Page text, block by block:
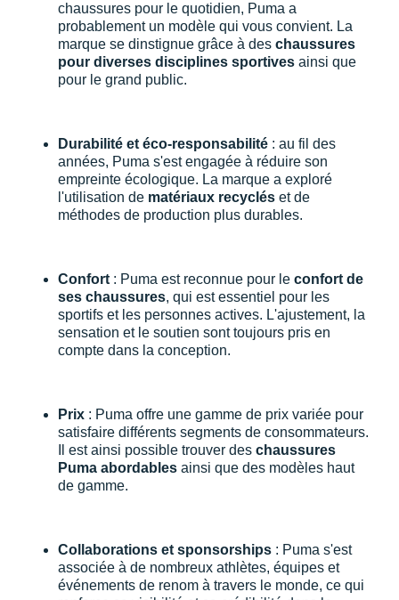
chaussures pour le quotidien, Puma a
probablement un modèle qui vous convient. La
marque se dinstignue grâce à des chaussures
pour diverses disciplines sportives ainsi que
pour le grand public.
Durabilité et éco-responsabilité : au fil des
années, Puma s'est engagée à réduire son
empreinte écologique. La marque a exploré
l'utilisation de matériaux recyclés et de
méthodes de production plus durables.
Confort : Puma est reconnue pour le confort de
ses chaussures, qui est essentiel pour les
sportifs et les personnes actives. L'ajustement, la
sensation et le soutien sont toujours pris en
compte dans la conception.
Prix : Puma offre une gamme de prix variée pour
satisfaire différents segments de consommateurs.
Il est ainsi possible trouver des chaussures
Puma abordables ainsi que des modèles haut
de gamme.
Collaborations et sponsorships : Puma s'est
associée à de nombreux athlètes, équipes et
événements de renom à travers le monde, ce qui